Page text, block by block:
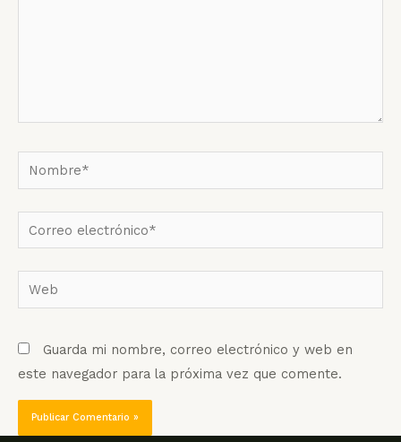
Nombre*
electrónico*
Web
Guarda mi nombre, correo electrónico y web en
este navegador para la próxima vez que comente.